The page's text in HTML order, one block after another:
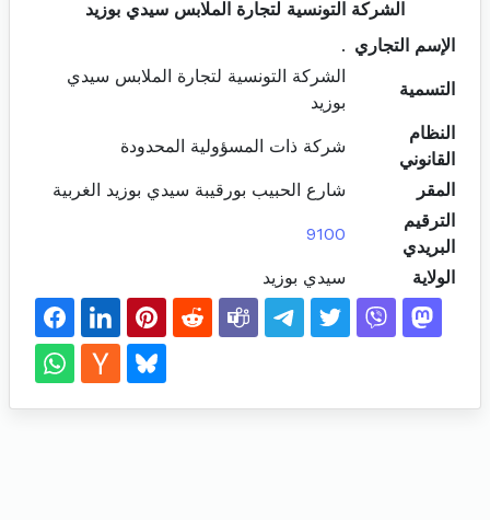
الشركة التونسية لتجارة الملابس سيدي بوزيد
الإسم التجاري .
التسمية
الشركة التونسية لتجارة الملابس سيدي
بوزيد
النظام
القانوني
شركة ذات المسؤولية المحدودة
المقر
شارع الحبيب بورقيبة سيدي بوزيد الغربية
الترقيم
البريدي
9100
الولاية سيدي بوزيد